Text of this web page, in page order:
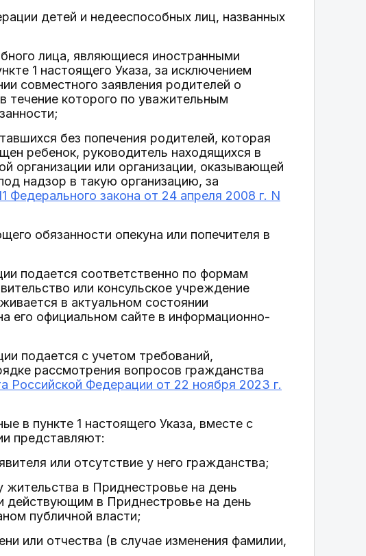
детей и недееспособных лиц, названных
лица, являющиеся иностранными
1 настоящего Указа, за исключением
совместного заявления родителей о
течение которого по уважительным
без попечения родителей, которая
ребенок, руководитель находящихся в
организации или организации, оказывающей
надзор в такую организацию, за
Федерального закона от 24 апреля 2008 г. N
обязанности опекуна или попечителя в
подается соответственно по формам
или консульское учреждение
в актуальном состоянии
его официальном сайте в информационно-
подается с учетом требований,
рассмотрения вопросов гражданства
Российской Федерации от 22 ноября 2023 г.
в пункте 1 настоящего Указа, вместе с
представляют:
или отсутствие у него гражданства;
в Приднестровье на день
действующим в Приднестровье на день
публичной власти;
или отчества (в случае изменения фамилии,